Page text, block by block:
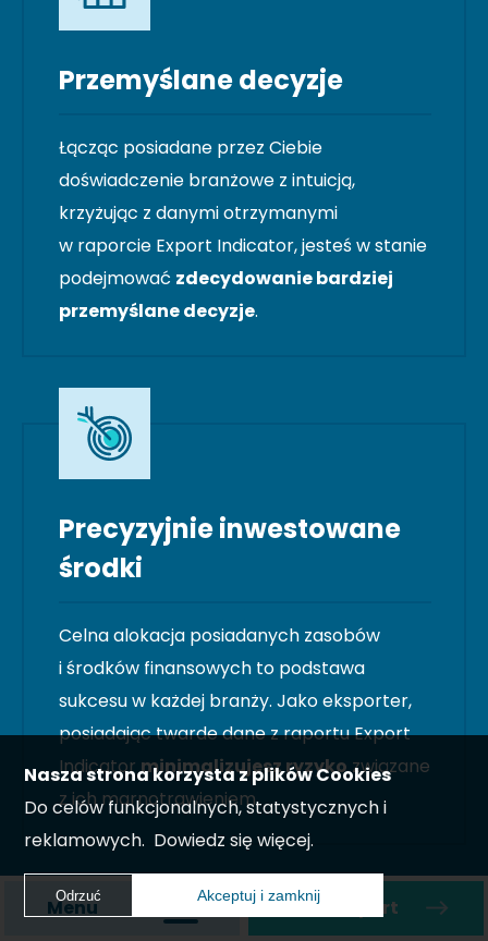
Przemyślane decyzje
Łącząc posiadane przez Ciebie
doświadczenie branżowe z intuicją,
krzyżując z danymi otrzymanymi
w raporcie Export Indicator, jesteś w stanie
podejmować zdecydowanie bardziej
przemyślane decyzje.
Precyzyjnie inwestowane
środki
Celna alokacja posiadanych zasobów
i środków finansowych to podstawa
sukcesu w każdej branży. Jako eksporter,
posiadając twarde dane z raportu Export
Indicatorminimalizujesz ryzykozwiązane
z ich marnotrawieniem.
Menu Zamów raport
Nasza strona korzysta z plików Cookies
Do celów funkcjonalnych, statystycznych i
reklamowych. Dowiedz się więcej.
Odrzuć Akceptuj i zamknij
Akceptuj i zamknij